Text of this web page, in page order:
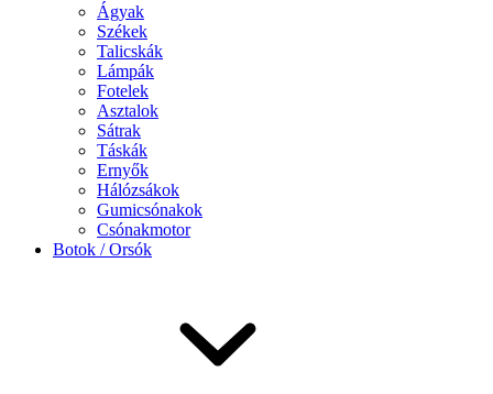
Ágyak
Székek
Talicskák
Lámpák
Fotelek
Asztalok
Sátrak
Táskák
Ernyők
Hálózsákok
Gumicsónakok
Csónakmotor
Botok / Orsók